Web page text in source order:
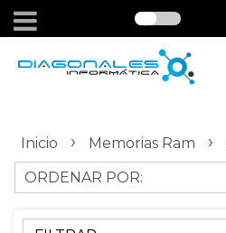
Inicio › Memorias Ram ›
ORDENAR POR: